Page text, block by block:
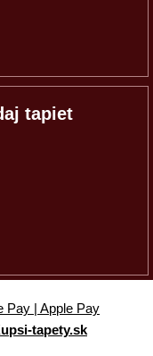
tapiet
tapety.sk